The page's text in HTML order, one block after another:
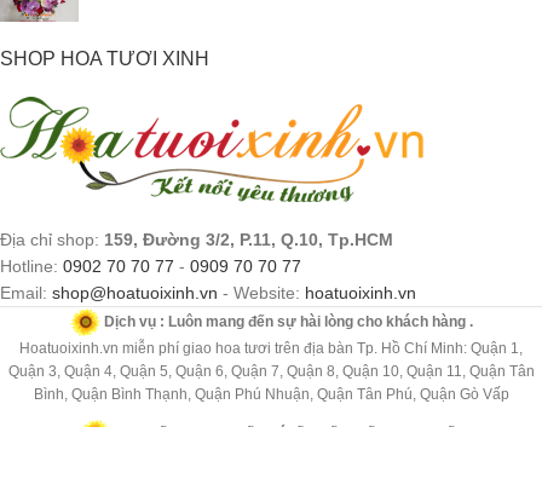
SHOP HOA TƯƠI XINH
Địa chỉ shop: 159, Đường 3/2, P.11, Q.10, Tp.HCM
Hotline: 0902 70 70 77 - 0909 70 70 77
Email: shop@hoatuoixinh.vn - Website: hoatuoixinh.vn
Dịch vụ : Luôn mang đến sự hài lòng cho khách hàng .
Hoatuoixinh.vn miễn phí giao hoa tươi trên địa bàn Tp. Hồ Chí Minh: Quận 1,
Quận 3, Quận 4, Quận 5, Quận 6, Quận 7, Quận 8, Quận 10, Quận 11, Quận Tân
Bình, Quận Bình Thạnh, Quận Phú Nhuận, Quận Tân Phú, Quận Gò Vấp
Cam kết: Nhanh nhất, giá tốt nhất, chất lượng nhất.